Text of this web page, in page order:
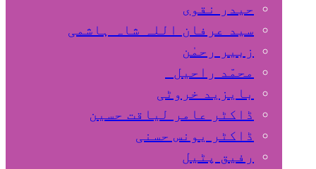
حیدر نقوی
سید عرفان اللہ شاہ ہاشمی
زبیر رحمٰن
محمّد راحیل
بایزید خروٹی
ڈاکٹر عامر لیاقت حسین
ڈاکٹر یونس حسنی
رفیق پٹیل